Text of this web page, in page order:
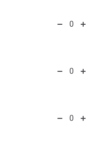
0
0
0